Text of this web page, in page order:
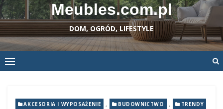
Meubles.com.pl
DOM, OGRÓD, LIFESTYLE
AKCESORIA I WYPOSAŻENIE , BUDOWNICTWO , TRENDY